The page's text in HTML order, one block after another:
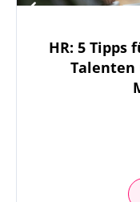
HR: 5 Tipps
Talenten